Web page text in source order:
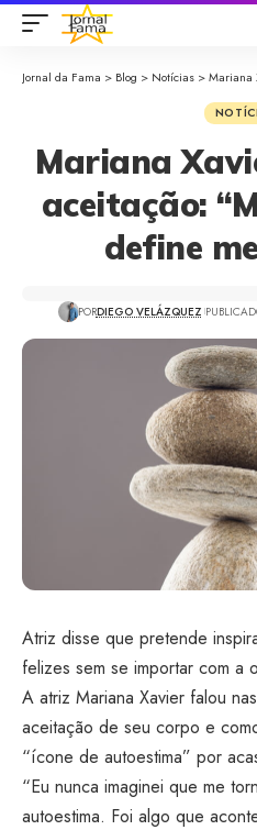
Jornal da Fama > Blog > Notícias >Mariana
Mariana
aceitação:
define
PORDIEGO VELÁZQUEZ
Atriz disse que pretende
felizes sem se importar com a
A atriz Mariana Xavier falou
aceitação de seu corpo e
“ícone de autoestima” por
“Eu nunca imaginei que me
autoestima. Foi algo que